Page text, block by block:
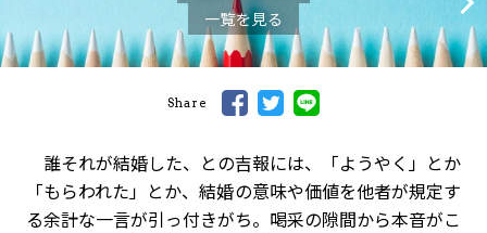
一覧を見る
Share
誰それが結婚した、との吉報には、「ようやく」とか
「もらわれた」とか、結婚の意味や価値を他者が規定す
る余計な一言が引っ付きがち。喝采の隙間から本音がこ